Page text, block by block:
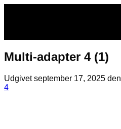
Multi-adapter 4 (1)
Udgivetseptember 17, 2025 den
4